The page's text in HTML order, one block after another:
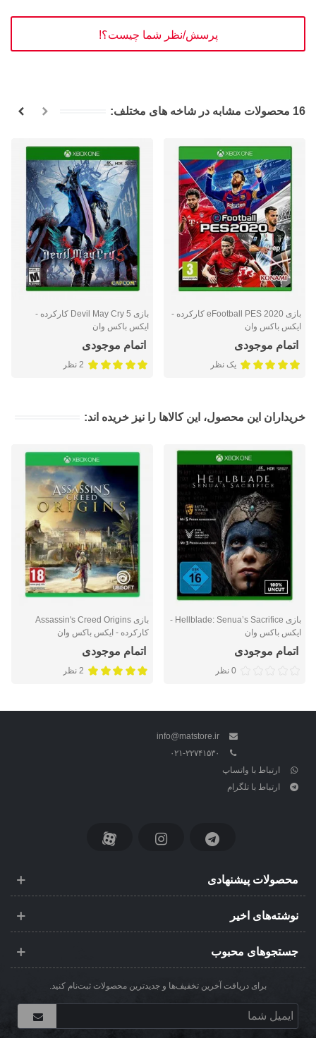
پرسش/نظر شما چیست؟!
16 محصولات مشابه در شاخه های مختلف:
بازی eFootball PES 2020 کارکرده -
ایکس باکس وان
اتمام موجودی
یک نظر
بازی Devil May Cry 5 کارکرده -
ایکس باکس وان
اتمام موجودی
2 نظر
خریداران این محصول، این کالاها را نیز خریده اند:
بازی Hellblade: Senua’s Sacrifice -
ایکس باکس وان
اتمام موجودی
0 نظر
بازی Assassin's Creed Origins
کارکرده - ایکس باکس وان
اتمام موجودی
2 نظر
info@matstore.ir
۰۲۱-۲۲۷۴۱۵۳۰
ارتباط با واتساپ
ارتباط با تلگرام
محصولات پیشنهادی
نوشته‌های اخیر
جستجوهای محبوب
برای دریافت آخرین تخفیف‌ها و جدیدترین محصولات ثبت‌نام کنید.